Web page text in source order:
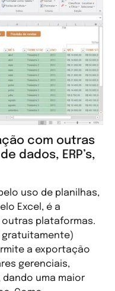
com outras
dados, ERP’s,
uso de planilhas,
Excel, é a
plataformas.
gratuitamente)
a exportação
gerenciais,
uma maior